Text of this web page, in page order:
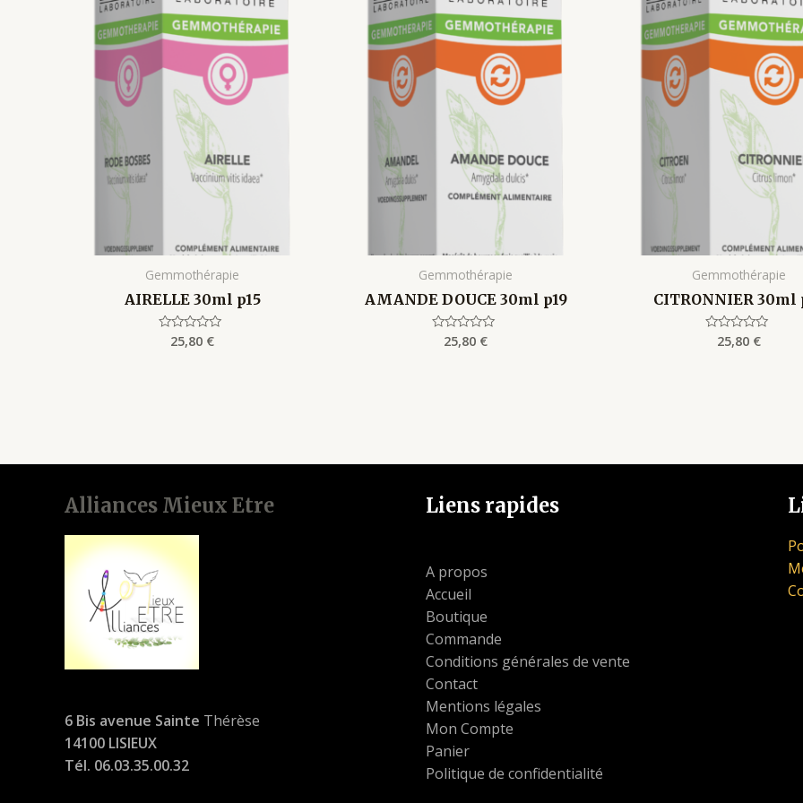
Gemmothérapie
AIRELLE 30ml p15
Rated
25,80 €
Gemmothérapie
AMANDE DOUCE 30ml p19
Rated
25,80 €
Gemmothérapie
CITRONNIER 30ml
Rated
25,80 €
Alliances Mieux Etre
6 Bis avenue Sainte Thérèse
14100 LISIEUX
Tél. 06.03.35.00.32
Liens rapides
A propos
Accueil
Boutique
Commande
Conditions générales de vente
Contact
Mentions légales
Mon Compte
Panier
Politique de confidentialité